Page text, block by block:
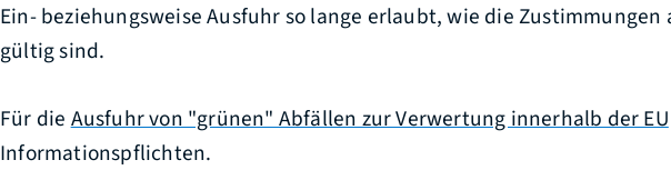
Ein- beziehungsweise Ausfuhr so lange erlaubt, wie die Zustimmungen
gültig sind.
Für dieAusfuhr von "grünen" Abfällen zur Verwertung innerhalb der EU
Informationspflichten.